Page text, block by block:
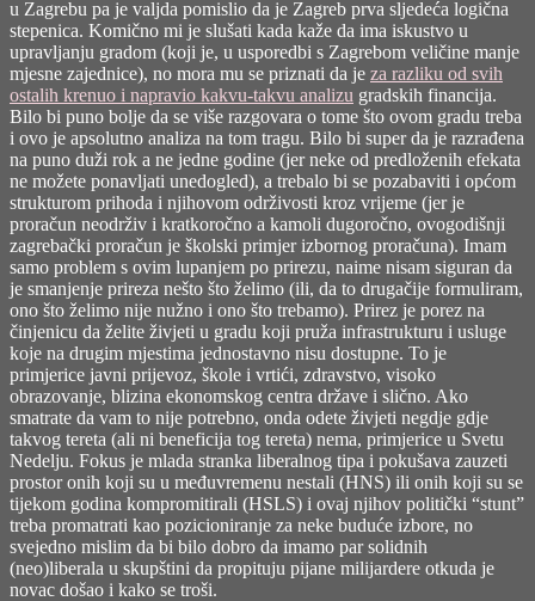
u Zagrebu pa je valjda pomislio da je Zagreb prva sljedeća logična
stepenica. Komično mi je slušati kada kaže da ima iskustvo u
upravljanju gradom (koji je, u usporedbi s Zagrebom veličine manje
mjesne zajednice), no mora mu se priznati da je za razliku od svih
ostalih krenuo i napravio kakvu-takvu analizu gradskih financija.
Bilo bi puno bolje da se više razgovara o tome što ovom gradu treba
i ovo je apsolutno analiza na tom tragu. Bilo bi super da je razrađena
na puno duži rok a ne jedne godine (jer neke od predloženih efekata
ne možete ponavljati unedogled), a trebalo bi se pozabaviti i općom
strukturom prihoda i njihovom održivosti kroz vrijeme (jer je
proračun neodrživ i kratkoročno a kamoli dugoročno, ovogodišnji
zagrebački proračun je školski primjer izbornog proračuna). Imam
samo problem s ovim lupanjem po prirezu, naime nisam siguran da
je smanjenje prireza nešto što želimo (ili, da to drugačije formuliram,
ono što želimo nije nužno i ono što trebamo). Prirez je porez na
činjenicu da želite živjeti u gradu koji pruža infrastrukturu i usluge
koje na drugim mjestima jednostavno nisu dostupne. To je
primjerice javni prijevoz, škole i vrtići, zdravstvo, visoko
obrazovanje, blizina ekonomskog centra države i slično. Ako
smatrate da vam to nije potrebno, onda odete živjeti negdje gdje
takvog tereta (ali ni beneficija tog tereta) nema, primjerice u Svetu
Nedelju. Fokus je mlada stranka liberalnog tipa i pokušava zauzeti
prostor onih koji su u međuvremenu nestali (HNS) ili onih koji su se
tijekom godina kompromitirali (HSLS) i ovaj njihov politički “stunt”
treba promatrati kao pozicioniranje za neke buduće izbore, no
svejedno mislim da bi bilo dobro da imamo par solidnih
(neo)liberala u skupštini da propituju pijane milijardere otkuda je
novac došao i kako se troši.